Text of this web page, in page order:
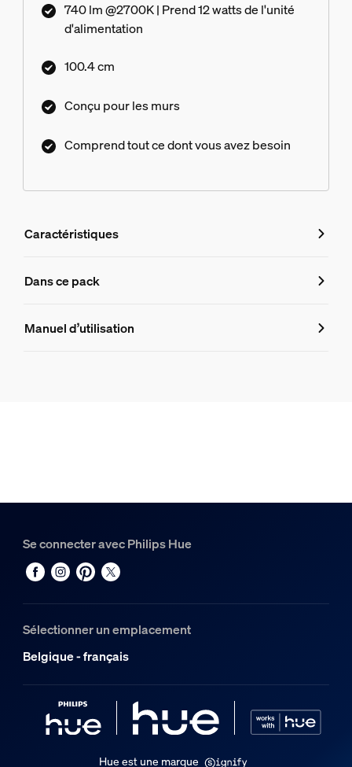
740 lm @2700K | Prend 12 watts de l'unité
d'alimentation
100.4 cm
Conçu pour les murs
Comprend tout ce dont vous avez besoin
Caractéristiques
Caractéristiques
8719514873162
Hue White and Color Ambiance Tube lumineux gradient
Dans ce pack
Manuel d’utilisation
Se connecter avec Philips Hue
Sélectionner un emplacement
Belgique - français
Hue est une marque